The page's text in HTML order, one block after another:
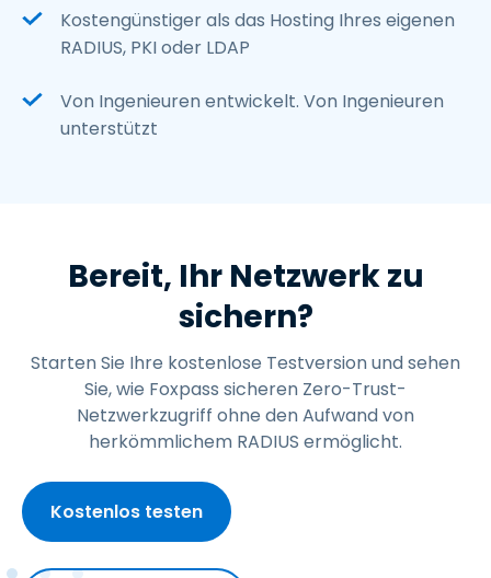
Kostengünstiger als das Hosting Ihres eigenen
RADIUS, PKI oder LDAP
Von Ingenieuren entwickelt. Von Ingenieuren
unterstützt
Bereit, Ihr Netzwerk zu
sichern?
Starten Sie Ihre kostenlose Testversion und sehen
Sie, wie Foxpass sicheren Zero-Trust-
Netzwerkzugriff ohne den Aufwand von
herkömmlichem RADIUS ermöglicht.
Kostenlos testen